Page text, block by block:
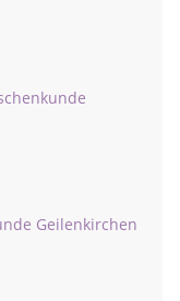
Geilenkirchen